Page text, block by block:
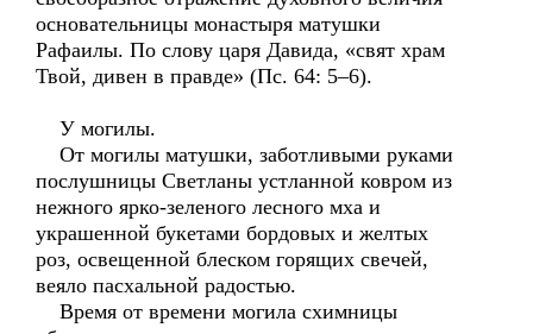
основательницы монастыря матушки
Рафаилы. По слову царя Давида, «свят храм
Твой, дивен в правде» (Пс. 64: 5–6).
У могилы.
От могилы матушки, заботливыми руками
послушницы Светланы устланной ковром из
нежного ярко-зеленого лесного мха и
украшенной букетами бордовых и желтых
роз, освещенной блеском горящих свечей,
веяло пасхальной радостью.
Время от времени могила схимницы